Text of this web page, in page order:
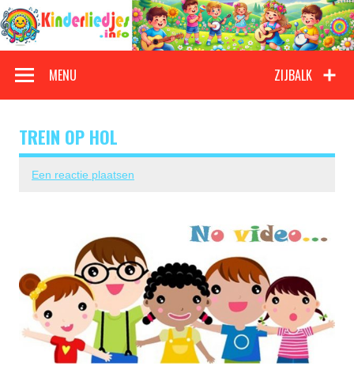
Doorgaan
naar
inhoud
Kinderliedjes
ZIJBALK
MENU
TREIN OP HOL
Een reactie plaatsen